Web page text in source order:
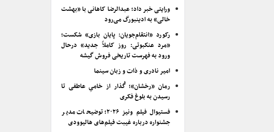
ورایتی خبر داد؛ عبدالرضا کاهانی با «بهشت
خالی» به ادینبورگ می‌رود
رکورد «انتقام‌جویان: پایان بازی» شکست؛
«مرد عنکبوتی: روز کاملاً جدید» درحال
ورود به فهرست تاریخی فروش گیشه
امیر نادری و ذات و زبان سینما
رمان «رخشان»؛ گُذار از خامیِ عاطفی تا
رسیدن به بلوغ فکری
فستیوال فیلم ونیز ۲۰۲۶؛ توضیحات مدیر
جشنواره درباره غیبت فیلم‌های هالیوودی